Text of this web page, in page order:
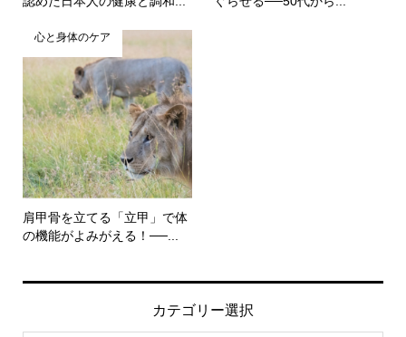
心と身体のケア
肩甲骨を立てる「立甲」で体
の機能がよみがえる！──...
カテゴリー選択